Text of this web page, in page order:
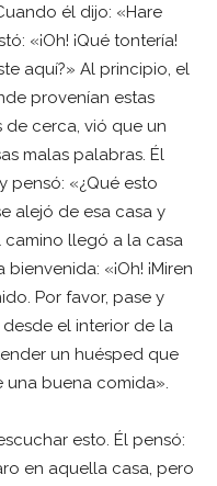
él dijo: «Hare
«¡Oh! ¡Qué tontería!
aquí?» Al principio, el
provenían estas
cerca, vió que un
malas palabras. Él
pensó: «¿Qué esto
alejó de esa casa y
llegó a la casa
«¡Oh! ¡Miren
Por favor, pase y
el interior de la
un huésped que
una buena comida».
esto. Él pensó:
en aquella casa, pero